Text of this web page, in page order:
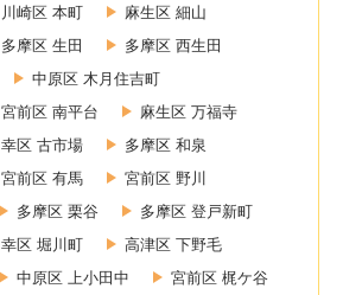
川崎区 本町
麻生区 細山
多摩区 生田
多摩区 西生田
中原区 木月住吉町
宮前区 南平台
麻生区 万福寺
幸区 古市場
多摩区 和泉
宮前区 有馬
宮前区 野川
多摩区 栗谷
多摩区 登戸新町
幸区 堀川町
高津区 下野毛
中原区 上小田中
宮前区 梶ケ谷